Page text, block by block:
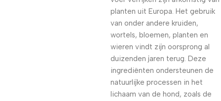
planten uit Europa. Het gebruik
van onder andere kruiden,
wortels, bloemen, planten en
wieren vindt zijn oorsprong al
duizenden jaren terug. Deze
ingrediënten ondersteunen de
natuurlijke processen in het
lichaam van de hond, zoals de